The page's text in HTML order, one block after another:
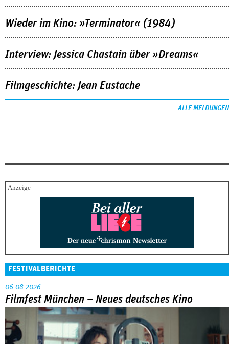
Wieder im Kino: »Terminator« (1984)
Interview: Jessica Chastain über »Dreams«
Filmgeschichte: Jean Eustache
ALLE MELDUNGEN
FESTIVALBERICHTE
06.08.2026
Filmfest München – Neues deutsches Kino